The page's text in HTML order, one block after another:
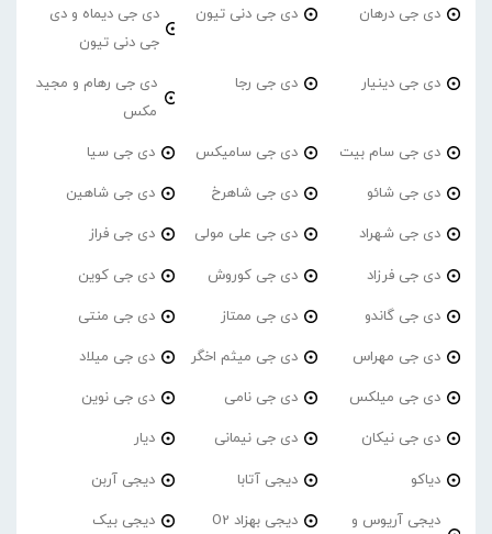
دی جی درهان دی جی دنی تیون
دی جی دیماه و دی
جی دنی تیون
دی جی دینیار دی جی رجا
دی جی رهام و مجید
مکس
دی جی سام بیت دی جی سامیکس دی جی سیا
دی جی شائو دی جی شاهرخ دی جی شاهین
دی جی شهراد دی جی علی مولی دی جی فراز
دی جی فرزاد دی جی کوروش دی جی کوین
دی جی گاندو دی جی ممتاز دی جی منتی
دی جی مهراس دی جی میثم اخگر دی جی میلاد
دی جی میلکس دی جی نامی دی جی نوین
دی جی نیکان دی جی نیمانی دیار
دیاکو دیجی آتابا دیجی آربن
دیجی آریوس و
دیجی بهزاد O2 دیجی بیک